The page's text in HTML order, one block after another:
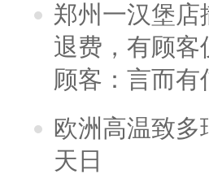
郑州一汉堡店
退费，有顾客
顾客：言而有
欧洲高温致多
天日